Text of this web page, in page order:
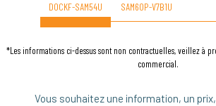
DOCKF-SAM54U
SAM60P-V7B1U
*Les informations ci-dessus sont non contractuelles, veillez à
commercial.
Vous souhaitez une information, un